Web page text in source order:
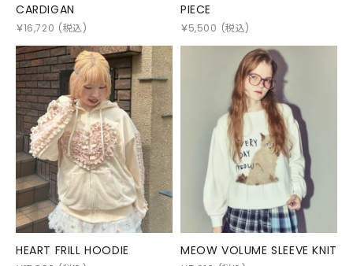
CARDIGAN
￥16,720 (税込)
PIECE
￥5,500 (税込)
HEART FRILL HOODIE MEOW VOLUME SLEEVE KNIT